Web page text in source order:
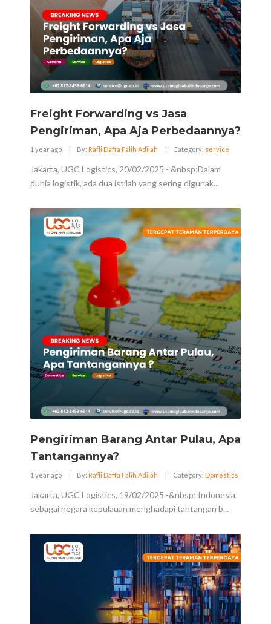
Freight Forwarding vs Jasa
Pengiriman, Apa Aja Perbedaannya?
1 year ago | By: Rafli Daffa Falih Adilah | Category: service
Jakarta, UGC Logistics, 20/02/2025 - &nbsp;Dalam
dunia logistik, ada dua istilah yang sering digunak...
Pengiriman Barang Antar Pulau, Apa
Tantangannya?
1 year ago | By: Rafli Daffa Falih Adilah | Category: Domestics
Jakarta, UGC Logistics, 19/02/2025 -&nbsp; Indonesia
sebagai negara kepulauan menghadapi tantangan b...